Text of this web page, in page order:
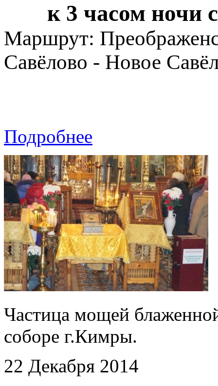
к 3 часом ночи
Маршрут:
Савёлово - Новое
Подробнее
Частица мощей
соборе г.Кимры.
22 Декабря 2014